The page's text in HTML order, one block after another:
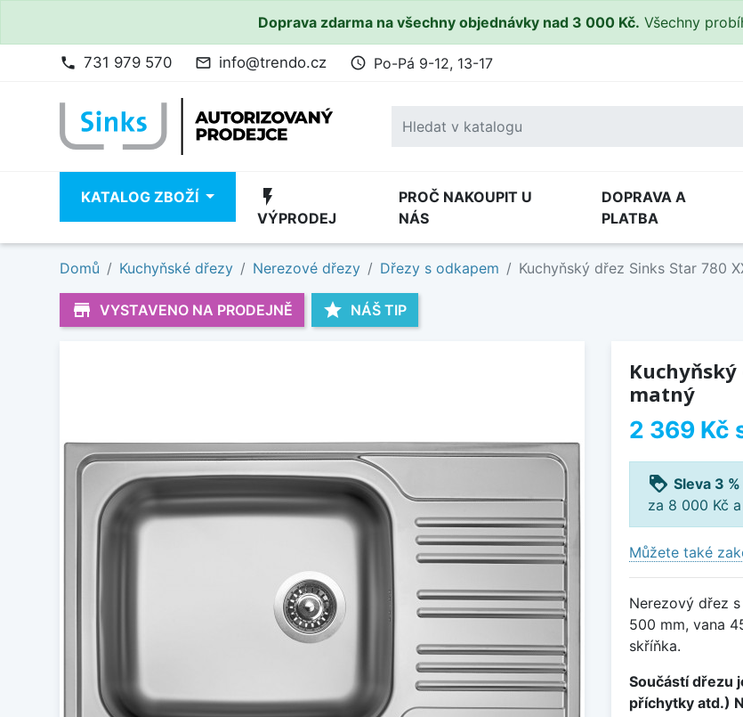
Doprava zdarma na všechny objednávky nad 3 000 Kč. Všechny
phone 731 979 570 mail_outline info@trendo.cz access_time Po-Pá 9-12, 13-17
KATALOG ZBOŽÍ flash_on
VÝPRODEJ
PROČ NAKOUPIT U
NÁS
DOPRAVA A
PLATBA
Domů Kuchyňské dřezy Nerezové dřezy Dřezy s odkapem Kuchyňský dřez Sinks Star 780
store_mall_directory VYSTAVENO NA PRODEJNĚ star NÁŠ TIP
Kuchyňský
matný
2 369 Kč
loyalty Sleva 3
za 8 000 Kč
Můžete také
Nerezový dřez
500 mm, vana
skříňka.
Součástí dřezu
příchytky atd.)